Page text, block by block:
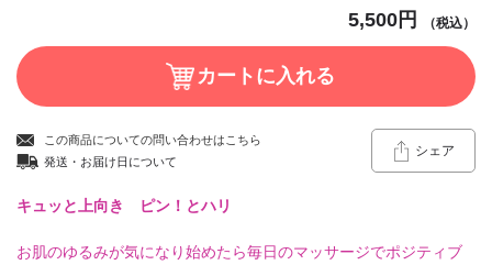
5,500円 （税込）
この商品についての問い合わせはこちら
発送・お届け日について
シェア
キュッと上向き ピン！とハリ
お肌のゆるみが気になり始めたら毎日のマッサージでポジティブ